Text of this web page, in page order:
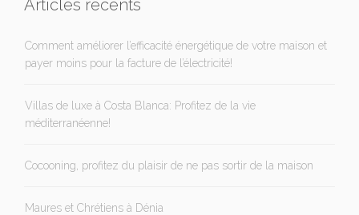
Articles récents
Comment améliorer l’efficacité énergétique de votre maison et
payer moins pour la facture de l’électricité!
Villas de luxe à Costa Blanca: Profitez de la vie
méditerranéenne!
Cocooning, profitez du plaisir de ne pas sortir de la maison
Maures et Chrétiens à Dénia